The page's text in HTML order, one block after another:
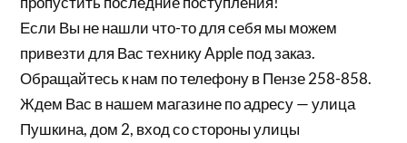
Если Вы не нашли что-то для себя мы можем
привезти для Вас технику Apple под заказ.
Обращайтесь к нам по телефону в Пензе 258-858.
Ждем Вас в нашем магазине по адресу — улица
Пушкина, дом 2, вход со стороны улицы